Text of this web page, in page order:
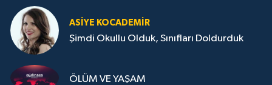
ASIYE KOCADEMİR
Şimdi Okullu Olduk, Sınıfları Doldurduk
ÖLÜM VE YAŞAM